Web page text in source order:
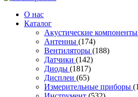
О нас
Каталог
Акустические компоненты
Антенны (174)
Вентиляторы (188)
Датчики (142)
Диоды (1817)
Дисплеи (65)
Измерительные приборы